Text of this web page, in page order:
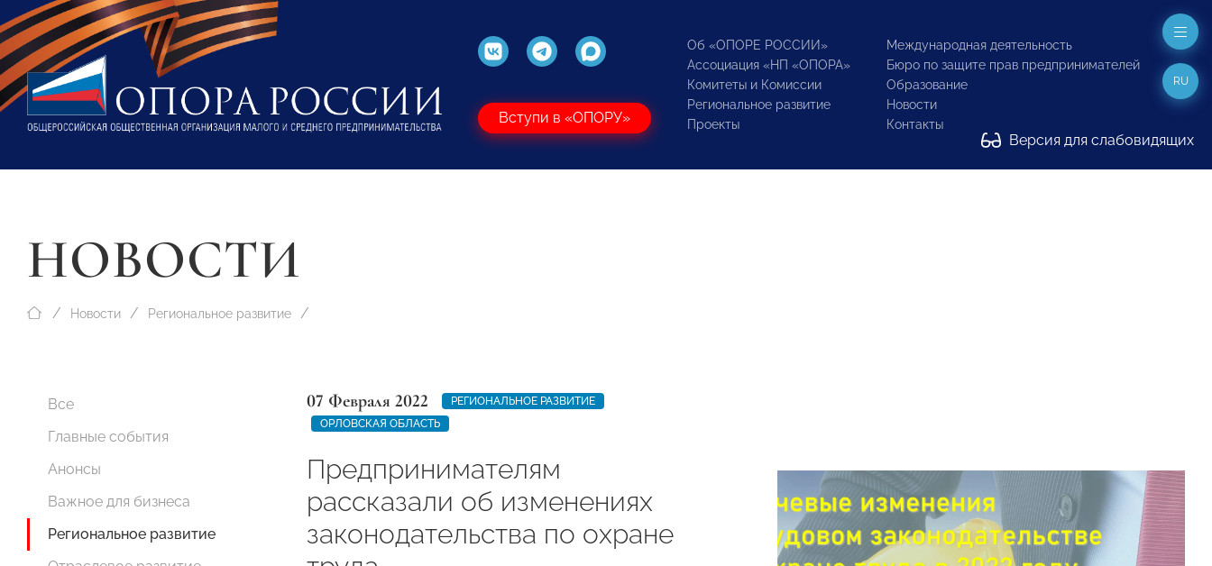
Вступи в «ОПОРУ»
Об «ОПОРЕ РОССИИ»
Ассоциация «НП «ОПОРА»
Комитеты и Комиссии
Региональное развитие
Проекты
Международная деятельность
Бюро по защите прав предпринимателей
Образование
Новости
Контакты
Версия для слабовидящих
RU
НОВОСТИ
Новости Региональное развитие
Все
Главные события
Анонсы
Важное для бизнеса
Региональное развитие
07 Февраля 2022
РЕГИОНАЛЬНОЕ РАЗВИТИЕ
ОРЛОВСКАЯ ОБЛАСТЬ
Предпринимателям
рассказали об изменениях
законодательства по охране